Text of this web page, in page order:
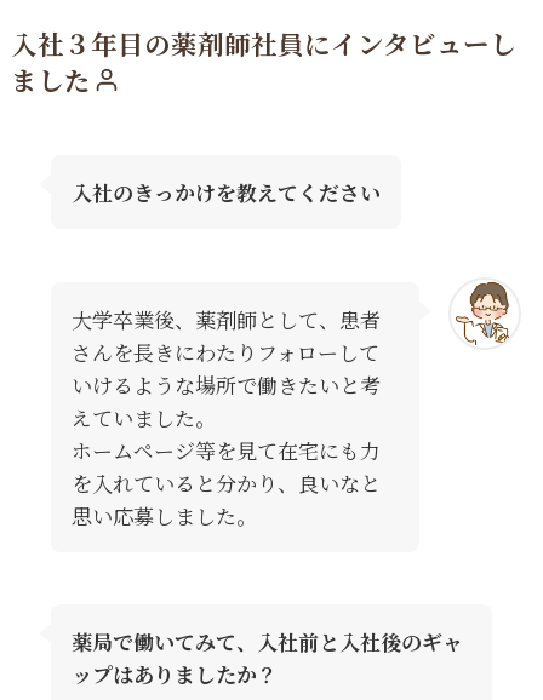
入社３年目の薬剤師社員にインタビューし
ました
入社のきっかけを教えてください
大学卒業後、薬剤師として、患者
さんを長きにわたりフォローして
いけるような場所で働きたいと考
えていました。
ホームページ等を見て在宅にも力
を入れていると分かり、良いなと
思い応募しました。
薬局で働いてみて、入社前と入社後のギャ
ップはありましたか？